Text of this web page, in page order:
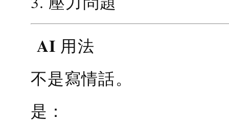
AI 用法
不是寫情話。
是：